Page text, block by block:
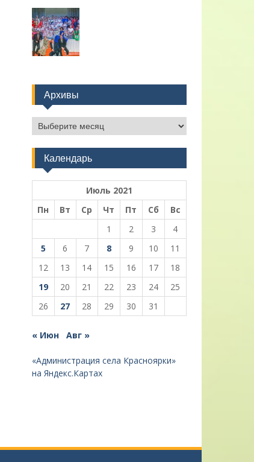
Архивы
Архивы
Календарь
Июль 2021
Пн
Вт Ср Чт Пт Сб
Вс
1
2 3
4
5
6 7 8 9 10
11
12
13 14 15 16 17
18
19
20 21 22 23 24
25
26
27 28 29 30 31
« Июн Авг »
«Администрация села Красноярки»
на Яндекс.Картах